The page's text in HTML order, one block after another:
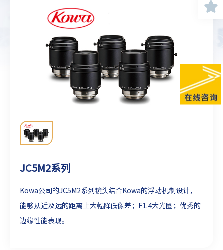
JC5M2系列
Kowa公司的JC5M2系列镜头结合Kowa的浮动机制设计，
能够从近及远的距离上大幅降低像差；F1.4大光圈；优秀的
边缘性能表现。